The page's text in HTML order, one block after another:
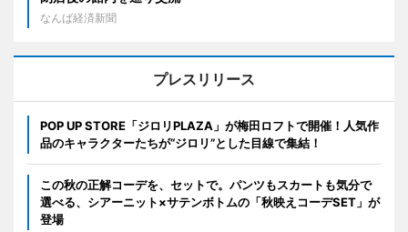
なんば経済新聞
プレスリリース
POP UP STORE「ジロリPLAZA」が梅田ロフトで開催！人気作
品のキャラクターたちが“ジロリ”とした目線で集結！
この秋の正解コーデを、セットで。パンツもスカートも気分で
選べる、シアーニット×サテンボトムの「秋映えコーデSET」が
登場